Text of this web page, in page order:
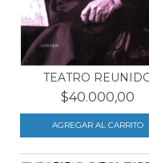
TEATRO
$40.000,00